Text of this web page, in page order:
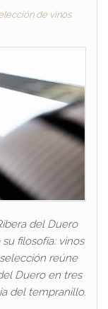
de vinos
del Duero
filosofía: vinos
reúne
Duero en tres
del tempranillo.